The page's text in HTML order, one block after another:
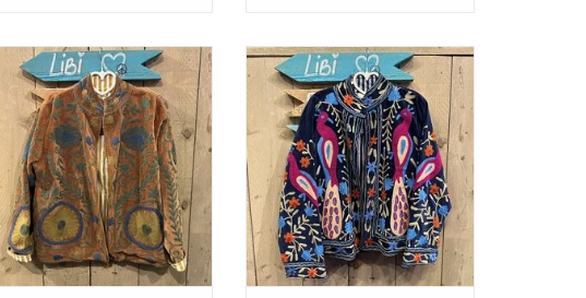
Suzani velvet jasje – camel
bloemen
Suzani velvet jasje – donkerblauw
vogel